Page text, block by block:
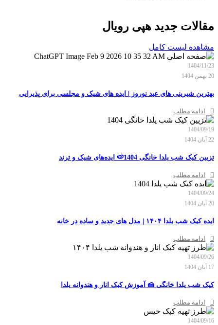
مقالات جدید هپی رویال
مشاهده لیست کامل
1404/11/23
20 بهمن 1404
بهترین شیرینی‌ های عید نوروز | ایده‌ های شیک و مجلسی برای پذیرایی
ادامه مطلب
1404/09/19
22 آبان 1404
تزیین کیک شب یلدا خانگی 1404🍉 ایده‌های شیک و ترند
ادامه مطلب
1404/09/24
20 آبان 1404
ایده کیک شب یلدا ۱۴۰۴ | مدل های جدید و ساده در خانه
ادامه مطلب
1404/09/26
17 آبان 1404
کیک شب یلدا خانگی 🍰 آموزش کیک انار و هندوانه یلدا
ادامه مطلب
1404/09/16